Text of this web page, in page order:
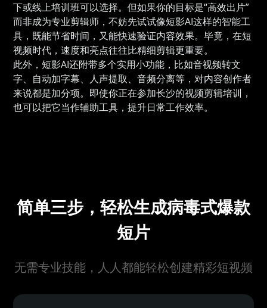
下或线上培训班可以选择。但如果你的目标是“高效出片”
而非成为专业剪辑师，不妨先试试像短影AI这样的智能工
具，既能节省时间，又能快速验证内容效果。毕竟，在短
视频时代，速度和亮点往往比精细剪辑更重要。
此外，短影AI还附带多个实用小功能，比如音视频转文
字、自动加字幕、人声提取、音频分离等，对内容创作者
来说都是加分项。即使你正在参加长沙的视频剪辑培训，
也可以把它当作辅助工具，提升日常工作效率。
简单三步，轻松生成病毒式爆款
短片
无需专业技能，人人都能轻松创建精彩短视频